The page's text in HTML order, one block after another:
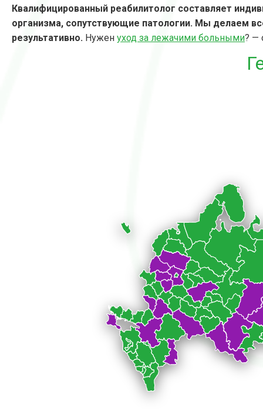
Квалифицированный реабилитолог составляет
организма, сопутствующие патологии. Мы делаем
результативно. Нужен уход за лежачими больными? —